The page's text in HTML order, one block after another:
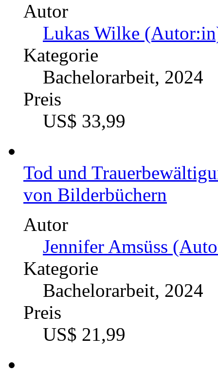
Autor
Lukas Wilke
Kategorie
Bachelorarbeit, 2024
Preis
US$ 33,99
Tod und
von Bilderbüchern
Autor
Jennifer Amsüss
Kategorie
Bachelorarbeit, 2024
Preis
US$ 21,99